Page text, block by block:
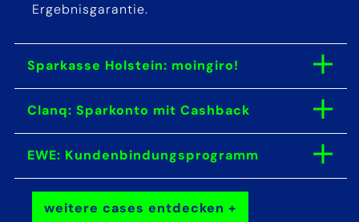
Ergebnisgarantie.
Sparkasse Holstein: moingiro!
Ein Girokonto mit
Mehrwert: Das moingiro-
Modell kombiniert
moderne Schutzleistungen
mit Cashback und
gezielter Embedded-
Clanq: Sparkonto mit Cashback
Für das Sparprodukt der
Neobank Clanq
entwickelten wir ein
datenbasiertes,
EWE: Kundenbindungsprogramm
Beim Energieversorger
EWE stärkt unser
weitere cases entdecken